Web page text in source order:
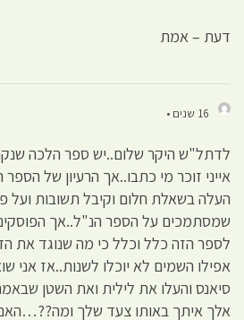
דעת – אמת
16 שנים •
לדתל"ש היקר שלום..יש ספר הלכה
אייני זוכר מי כתבו..אך הרעיון של
העלה בשאלת חלום וקיבל תשובות ועל
שמסתמכים על הספר הנ"ל..אך
לספר הזה כלל וכלל כי מה שנוגד את
אפילו השמים לא יוכלו לשנות..אז אני
סיאנס והעלו את לילית ואת השטן
אלך איתך באותו צעד שלך